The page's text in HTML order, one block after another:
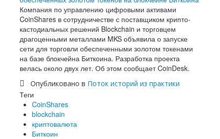
Компания по управлению цифровыми активами
CoinShares в сотрудничестве с поставщиком крипто-
кастодиальных решений Blockchain и торговцем
драгоценными металлами MKS объявила о запуске
сети для торговли обеспеченными золотом токенами
на базе блокчейна Биткоина. Разработка проекта
велась около двух лет. Об этом сообщает CoinDesk.
Опубликовано в Поток историй из практики
Теги
CoinShares
blockchain
криптовалюта
Биткоин